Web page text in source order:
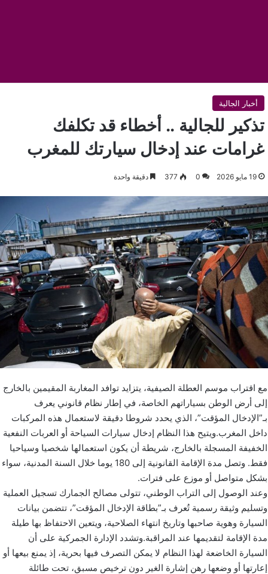
أخبار الجالية
تذكير للجالية .. أخطاء قد تكلفك
غرامات عند إدخال سيارتك للمغرب
19 مايو 2026 0
377 دقيقة واحدة
مع اقتراب موسم العطلة الصيفية، يتزايد توافد المغاربة المقيمين بالخارج
إلى أرض الوطن بسياراتهم الخاصة، في إطار نظام قانوني يعرف
بـ”الإدخال المؤقت”، الذي يحدد شروطا دقيقة لاستعمال هذه المركبات
داخل المغرب.ويتيح هذا النظام إدخال سيارات السياحة أو العربات النفعية
الخفيفة المسجلة بالخارج، شريطة أن يكون استعمالها شخصيا وسياحيا
فقط. وتصل مدة الإقامة القانونية إلى 180 يوما خلال السنة المدنية، سواء
بشكل متواصل أو موزع على فترات.
وعند الوصول إلى التراب الوطني، تتولى مصالح الجمارك تسجيل العملية
وتسليم وثيقة رسمية تُعرف بـ”بطاقة الإدخال المؤقت”، تتضمن بيانات
السيارة وهوية صاحبها وتاريخ انتهاء الصلاحية، ويتعين الاحتفاظ بها طيلة
مدة الإقامة لتقديمها عند المراقبة.وتشدد الإدارة الجمركية على أن
السيارة الخاضعة لهذا النظام لا يمكن التصرف فيها بحرية، إذ يمنع بيعها أو
إعارتها أو وضعها رهن إشارة الغير دون ترخيص مسبق، تحت طائلة